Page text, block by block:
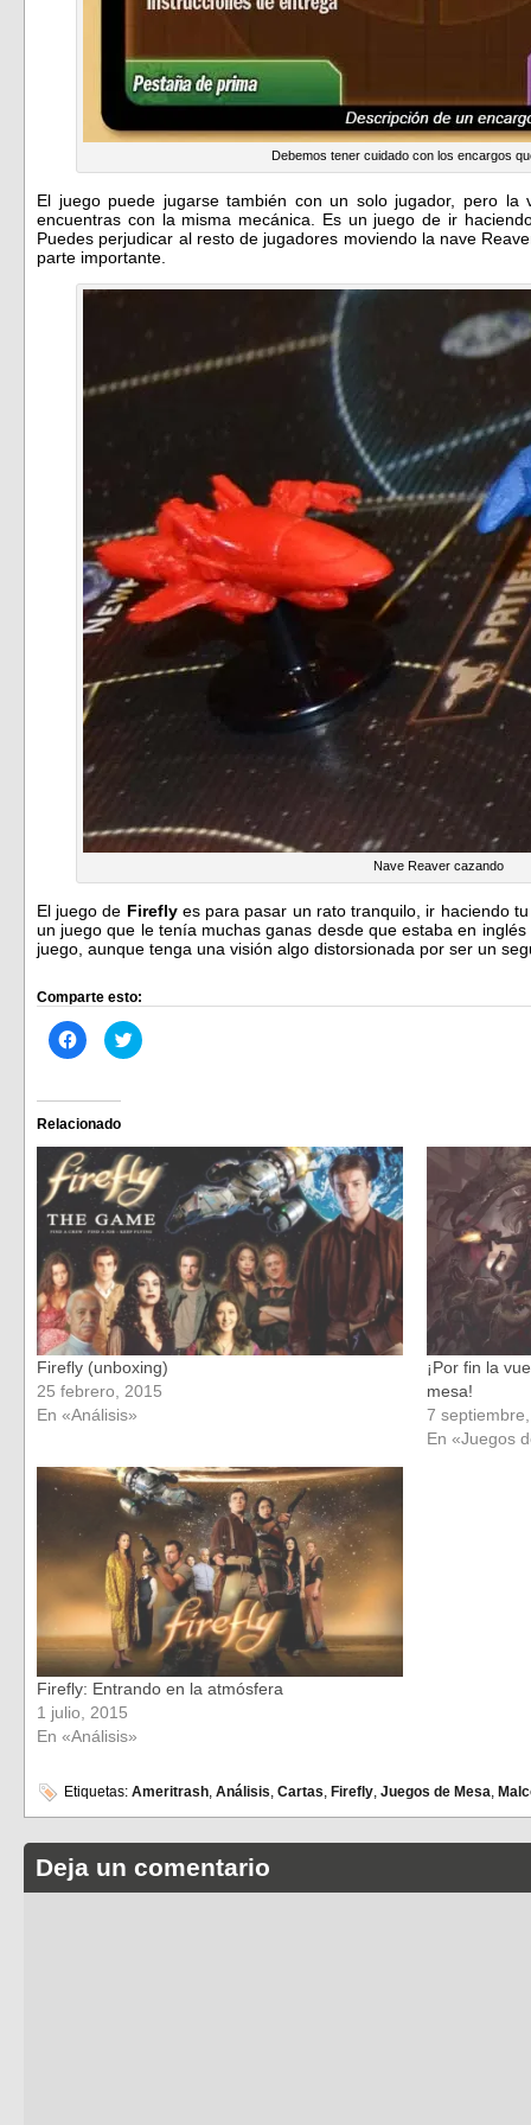
Debemos tener cuidado con los encargos
El juego puede jugarse también con un solo jugador, pero
encuentras con la misma mecánica. Es un juego de ir
Puedes perjudicar al resto de jugadores moviendo la nave
parte importante.
Nave Reaver cazando
El juego de Fireflyes para pasar un rato tranquilo, ir haciendo
un juego que le tenía muchas ganas desde que estaba en
juego, aunque tenga una visión algo distorsionada por ser un
Comparte esto:
Haz
clic
Facebook
(Se
abre
en
una
ventana
nueva)
Haz
clic
en
una
ventana
nueva)
Relacionado
Firefly (unboxing)
25 febrero, 2015
En «Análisis»
¡Por fin la
mesa!
7
En «Juegos
Firefly: Entrando en la atmósfera
1 julio, 2015
En «Análisis»
Etiquetas: Ameritrash, Análisis, Cartas, Firefly, Juegos de Mesa,
Deja un comentario